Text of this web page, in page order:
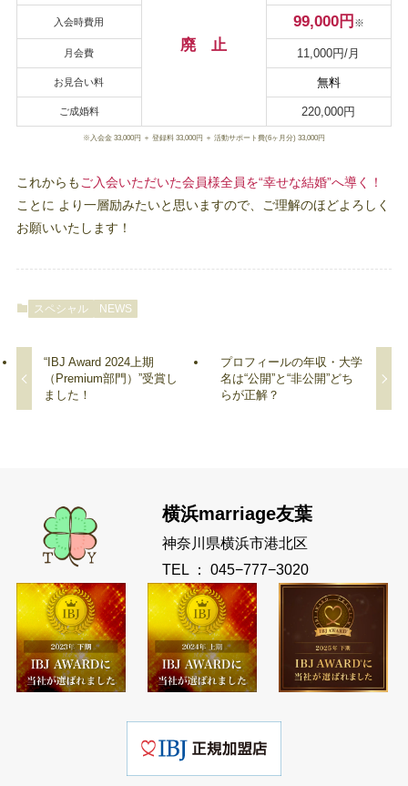
廃 止
入会時費用 99,000円 ※
月会費 11,000円/月
お見合い料 無料
ご成婚料 220,000円
※ 入会金 33,000円 ＋ 登録料 33,000円 ＋ 活動サポート費(6ヶ月分) 33,000円
これからも ご入会いただいた会員様全員を“幸せな結婚”へ導く！
ことに より一層励みたいと思いますので、ご理解のほどよろしく
お願いいたします！
スペシャル NEWS
“IBJ Award 2024上期
（Premium部門）”受賞し
ました！
プロフィールの年収・大学
名は“公開”と“非公開”どち
らが正解？
横浜marriage友葉
神奈川県横浜市港北区
TEL ： 045−777−3020